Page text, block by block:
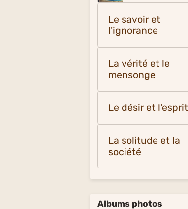
Le savoir et
l'ignorance
La vérité et le
mensonge
Le désir et l'esprit
La solitude et la
société
Albums photos